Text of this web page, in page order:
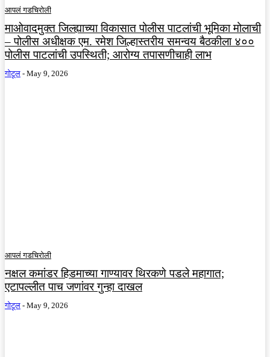
आपलं गडचिरोली
माओवादमुक्त जिल्ह्याच्या विकासात पोलीस पाटलांची भूमिका मोलाची
– पोलीस अधीक्षक एम. रमेश ​जिल्हास्तरीय समन्वय बैठकीला ४००
पोलीस पाटलांची उपस्थिती; आरोग्य तपासणीचाही लाभ
गोटूल - May 9, 2026
आपलं गडचिरोली
नक्षल कमांडर हिडमाच्या गाण्यावर थिरकणे पडले महागात;
एटापल्लीत पाच जणांवर गुन्हा दाखल
गोटूल - May 9, 2026